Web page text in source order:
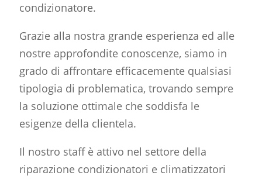
condizionatore.
Grazie alla nostra grande esperienza ed alle
nostre approfondite conoscenze, siamo in
grado di affrontare efficacemente qualsiasi
tipologia di problematica, trovando sempre
la soluzione ottimale che soddisfa le
esigenze della clientela.
Il nostro staff è attivo nel settore della
riparazione condizionatori e climatizzatori